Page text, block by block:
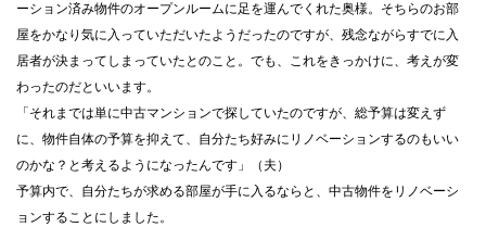
ーション済み物件のオープンルームに足を運んでくれた奥様。そちらのお部
屋をかなり気に入っていただいたようだったのですが、残念ながらすでに入
居者が決まってしまっていたとのこと。でも、これをきっかけに、考えが変
わったのだといいます。
「それまでは単に中古マンションで探していたのですが、総予算は変えず
に、物件自体の予算を抑えて、自分たち好みにリノベーションするのもいい
のかな？と考えるようになったんです」（夫）
予算内で、自分たちが求める部屋が手に入るならと、中古物件をリノベーシ
ョンすることにしました。